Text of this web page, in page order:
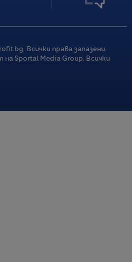
Всички права запазени.
на Sportal Media Group. Всички